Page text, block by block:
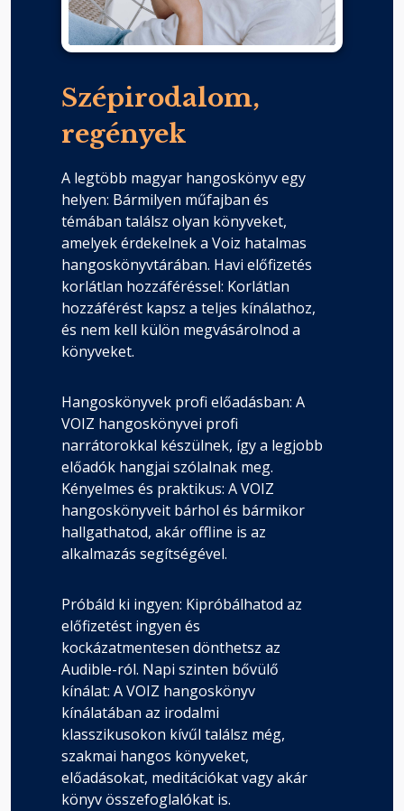
Szépirodalom,
regények
A legtöbb magyar hangoskönyv egy
helyen: Bármilyen műfajban és
témában találsz olyan könyveket,
amelyek érdekelnek a Voiz hatalmas
hangoskönyvtárában. Havi előfizetés
korlátlan hozzáféréssel: Korlátlan
hozzáférést kapsz a teljes kínálathoz,
és nem kell külön megvásárolnod a
könyveket.
Hangoskönyvek profi előadásban: A
VOIZ hangoskönyvei profi
narrátorokkal készülnek, így a legjobb
előadók hangjai szólalnak meg.
Kényelmes és praktikus: A VOIZ
hangoskönyveit bárhol és bármikor
hallgathatod, akár offline is az
alkalmazás segítségével.
Próbáld ki ingyen: Kipróbálhatod az
előfizetést ingyen és
kockázatmentesen dönthetsz az
Audible-ról. Napi szinten bővülő
kínálat: A VOIZ hangoskönyv
kínálatában az irodalmi
klasszikusokon kívűl találsz még,
szakmai hangos könyveket,
előadásokat, meditációkat vagy akár
könyv összefoglalókat is.